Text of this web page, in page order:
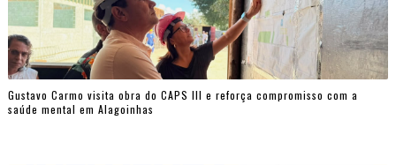
Gustavo Carmo visita obra do CAPS III e reforça compromisso com a
saúde mental em Alagoinhas